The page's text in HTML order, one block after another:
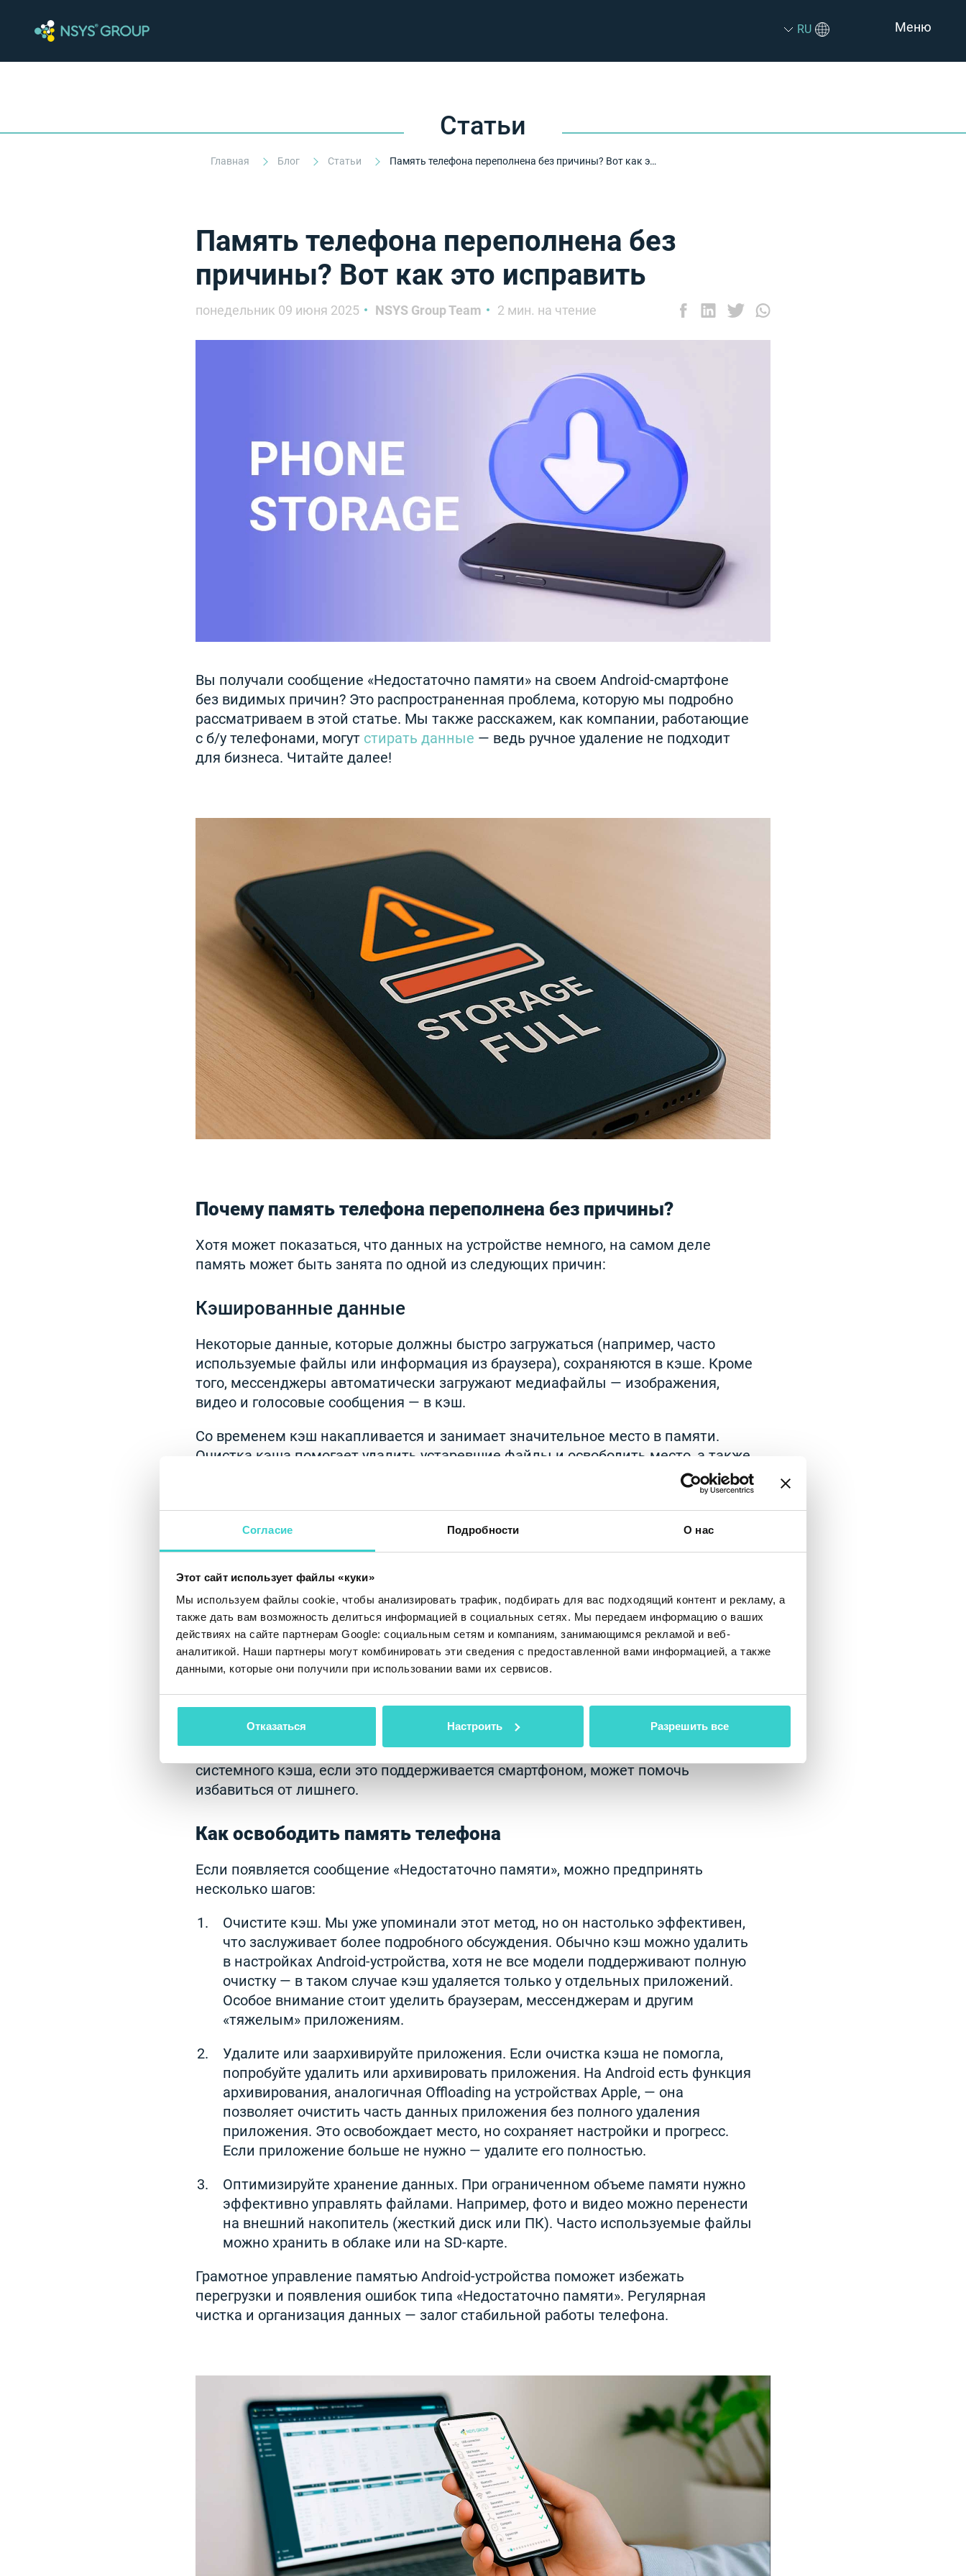
Согласие Подробности О нас
Этот сайт использует файлы «куки»
Мы используем файлы cookie, чтобы анализировать трафик, подбирать для вас подходящий контент и рекламу, а
также дать вам возможность делиться информацией в социальных сетях. Мы передаем информацию о ваших
действиях на сайте партнерам Google: социальным сетям и компаниям, занимающимся рекламой и веб-
аналитикой. Наши партнеры могут комбинировать эти сведения с предоставленной вами информацией, а также
данными, которые они получили при использовании вами их сервисов.
Отказаться Настроить Разрешить все
RU Меню
Статьи
Главная Блог Статьи Память телефона переполнена без причины? Вот как это исправить
Память телефона переполнена без
причины? Вот как это исправить
понедельник 09 июня 2025 NSYS Group Team 2 мин. на чтение
Вы получали сообщение «Недостаточно памяти» на своем Android-смартфоне
без видимых причин? Это распространенная проблема, которую мы подробно
рассматриваем в этой статье. Мы также расскажем, как компании, работающие
с б/у телефонами, могут стирать данные — ведь ручное удаление не подходит
для бизнеса. Читайте далее!
Почему память телефона переполнена без причины?
Хотя может показаться, что данных на устройстве немного, на самом деле
память может быть занята по одной из следующих причин:
Кэшированные данные
Некоторые данные, которые должны быстро загружаться (например, часто
используемые файлы или информация из браузера), сохраняются в кэше. Кроме
того, мессенджеры автоматически загружают медиафайлы — изображения,
видео и голосовые сообщения — в кэш.
Со временем кэш накапливается и занимает значительное место в памяти.
Очистка кэша помогает удалить устаревшие файлы и освободить место, а также
Приложения могут сохранять и создавать данные, которые не всегда нужны
пользователю и не видны напрямую. Чтобы обнаружить такие файлы, стоит
проверить использование памяти приложениями в настройках. После этого
приложения можно архивировать, чтобы освободить место без потери важных
данных.
Системные файлы
Системные файлы необходимы для работы операционной системы и базовых
функций устройства. Они не подлежат удалению и занимают часть памяти.
Однако временные файлы и логи со временем накапливаются. Очистка
системного кэша, если это поддерживается смартфоном, может помочь
избавиться от лишнего.
Как освободить память телефона
Если появляется сообщение «Недостаточно памяти», можно предпринять
несколько шагов:
Очистите кэш. Мы уже упоминали этот метод, но он настолько эффективен,
что заслуживает более подробного обсуждения. Обычно кэш можно удалить
в настройках Android-устройства, хотя не все модели поддерживают полную
очистку — в таком случае кэш удаляется только у отдельных приложений.
Особое внимание стоит уделить браузерам, мессенджерам и другим
«тяжелым» приложениям.
Удалите или заархивируйте приложения. Если очистка кэша не помогла,
попробуйте удалить или архивировать приложения. На Android есть функция
архивирования, аналогичная Offloading на устройствах Apple, — она
позволяет очистить часть данных приложения без полного удаления
приложения. Это освобождает место, но сохраняет настройки и прогресс.
Если приложение больше не нужно — удалите его полностью.
Оптимизируйте хранение данных. При ограниченном объеме памяти нужно
эффективно управлять файлами. Например, фото и видео можно перенести
на внешний накопитель (жесткий диск или ПК). Часто используемые файлы
можно хранить в облаке или на SD-карте.
Грамотное управление памятью Android-устройства поможет избежать
перегрузки и появления ошибок типа «Недостаточно памяти». Регулярная
чистка и организация данных — залог стабильной работы телефона.